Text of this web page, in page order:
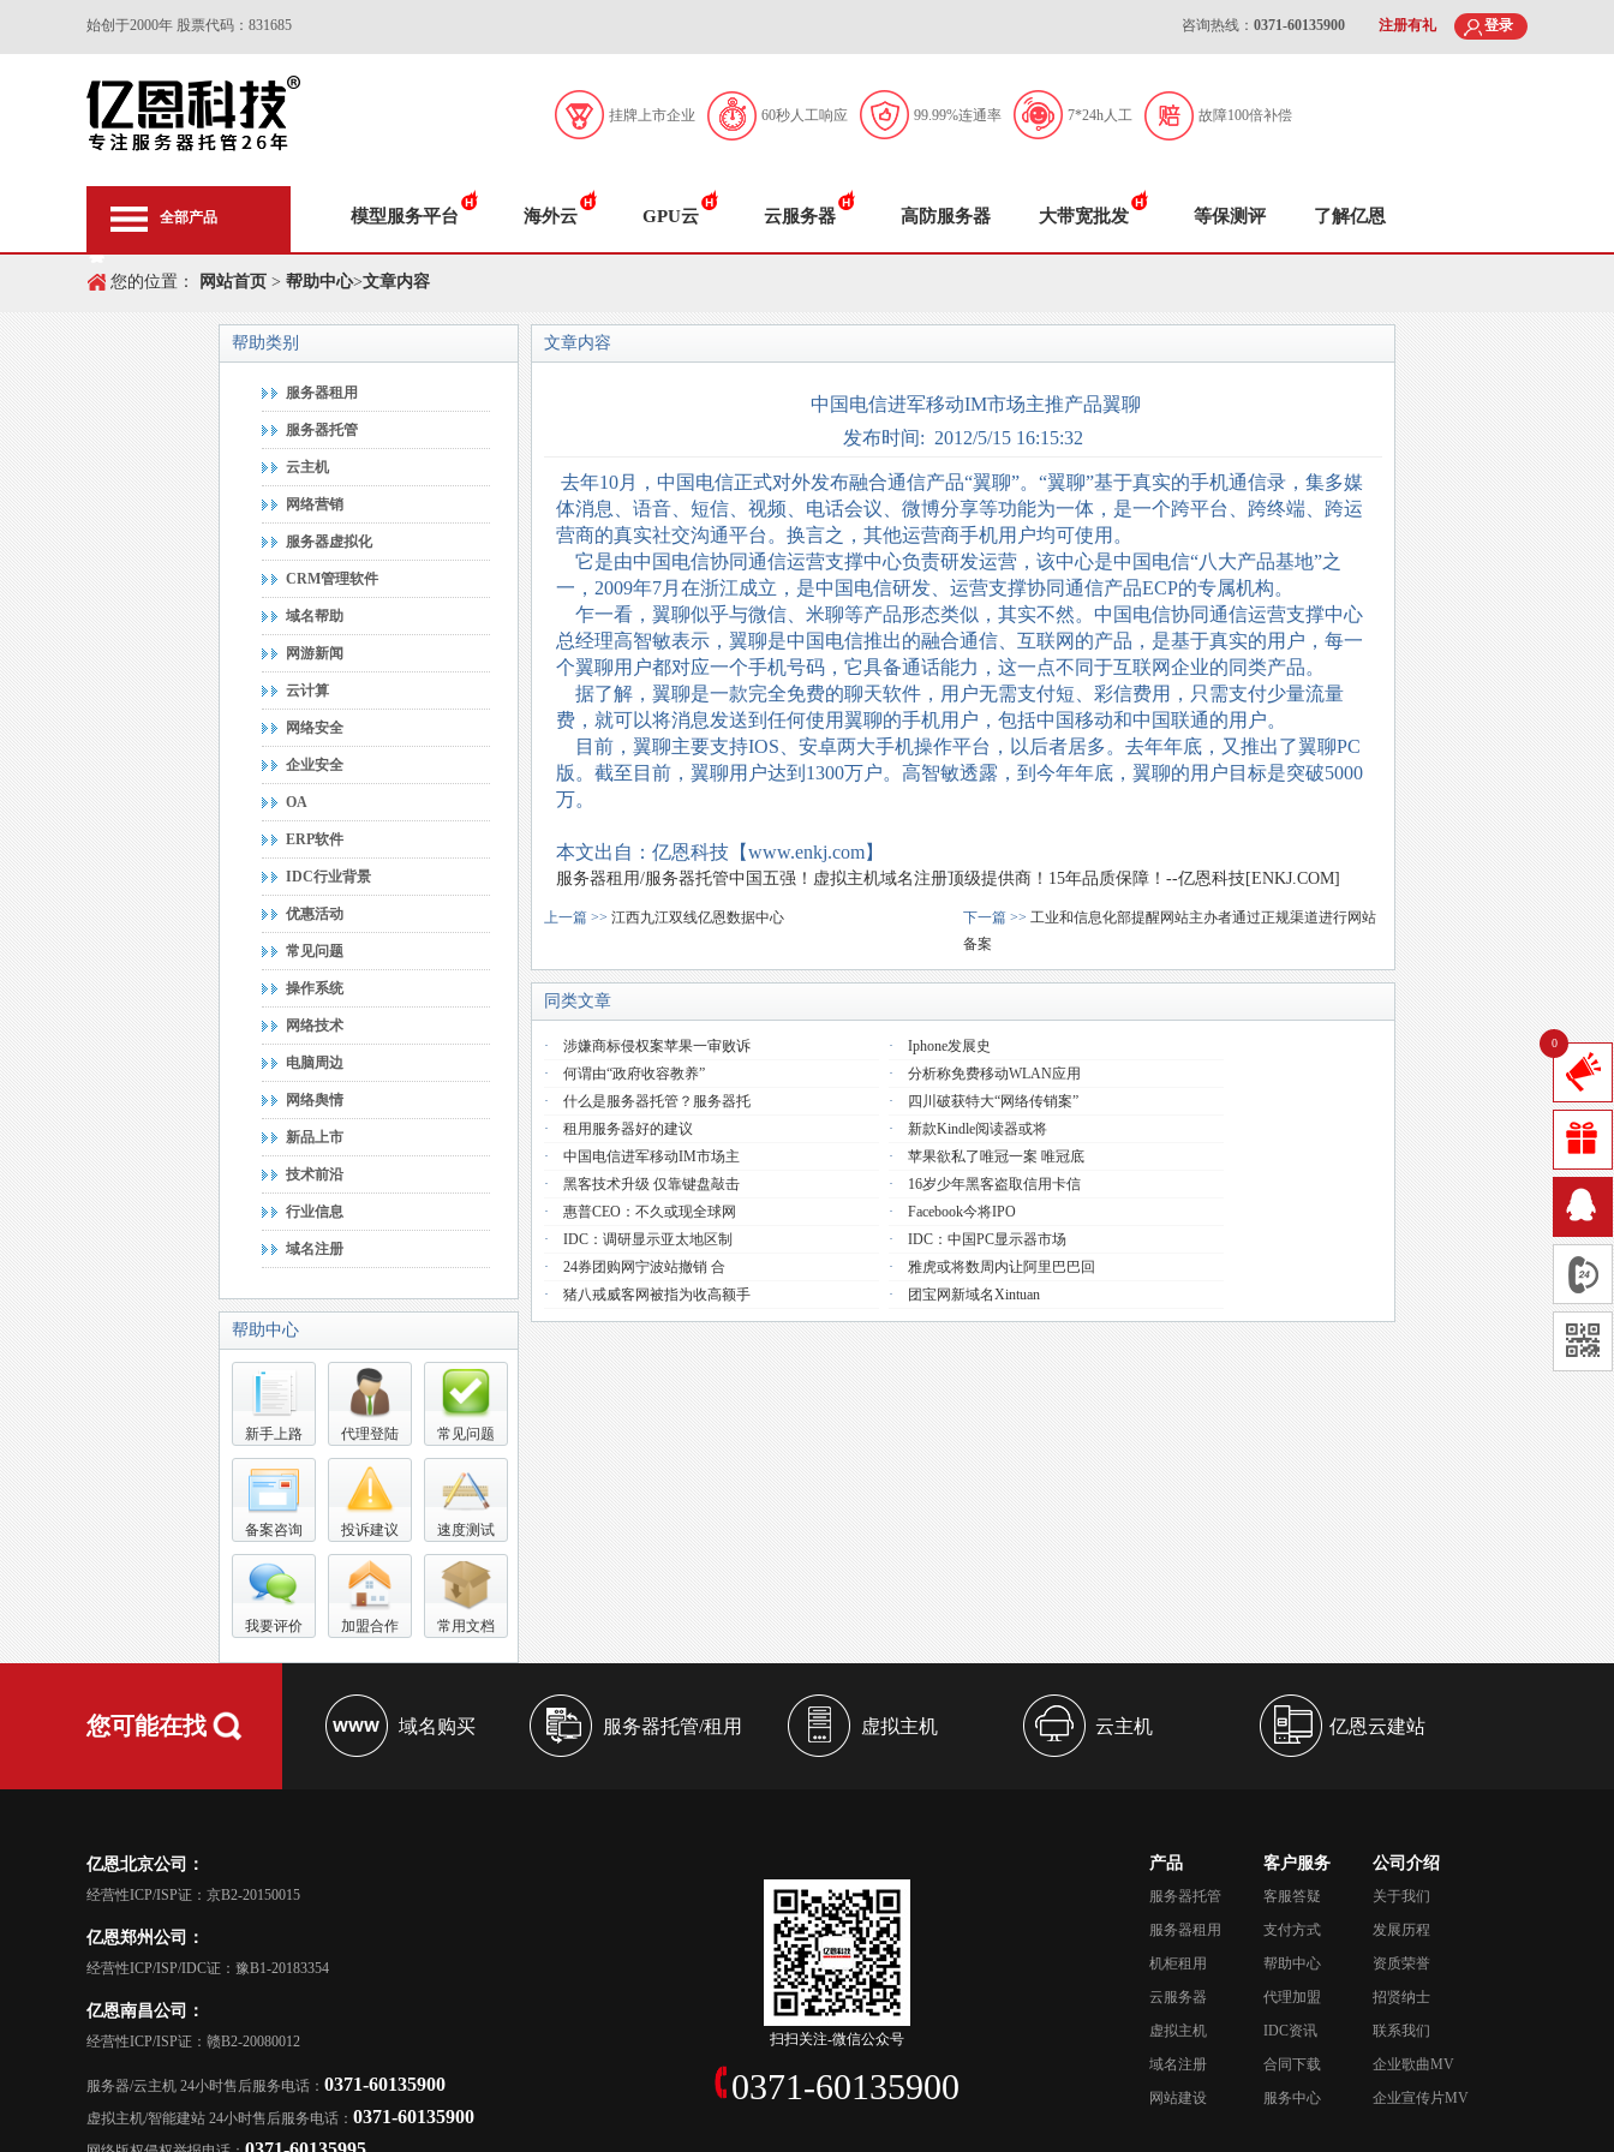
始创于2000年 股票代码：831685 咨询热线： 0371-60135900 注册有礼 登录
挂牌上市企业 60秒人工响应 99.99%连通率 7*24h人工 故障100倍补偿
全部产品 模型服务平台 海外云 GPU云 云服务器 高防服务器 大带宽批发 等保测评 了解亿恩
您的位置： 网站首页 > 帮助中心>文章内容
帮助类别
服务器租用
服务器托管
云主机
网络营销
服务器虚拟化
CRM管理软件
域名帮助
网游新闻
云计算
网络安全
企业安全
OA
ERP软件
IDC行业背景
优惠活动
常见问题
操作系统
网络技术
电脑周边
网络舆情
新品上市
技术前沿
行业信息
域名注册
帮助中心
新手上路 代理登陆 常见问题
备案咨询 投诉建议 速度测试
我要评价 加盟合作 常用文档
文章内容
中国电信进军移动IM市场主推产品翼聊
发布时间: 2012/5/15 16:15:32
去年10月，中国电信正式对外发布融合通信产品“翼聊”。“翼聊”基于真实的手机通信录，集多媒
体消息、语音、短信、视频、电话会议、微博分享等功能为一体，是一个跨平台、跨终端、跨运
营商的真实社交沟通平台。换言之，其他运营商手机用户均可使用。
它是由中国电信协同通信运营支撑中心负责研发运营，该中心是中国电信“八大产品基地”之
一，2009年7月在浙江成立，是中国电信研发、运营支撑协同通信产品ECP的专属机构。
乍一看，翼聊似乎与微信、米聊等产品形态类似，其实不然。中国电信协同通信运营支撑中心
总经理高智敏表示，翼聊是中国电信推出的融合通信、互联网的产品，是基于真实的用户，每一
个翼聊用户都对应一个手机号码，它具备通话能力，这一点不同于互联网企业的同类产品。
据了解，翼聊是一款完全免费的聊天软件，用户无需支付短、彩信费用，只需支付少量流量
费，就可以将消息发送到任何使用翼聊的手机用户，包括中国移动和中国联通的用户。
目前，翼聊主要支持IOS、安卓两大手机操作平台，以后者居多。去年年底，又推出了翼聊PC
版。截至目前，翼聊用户达到1300万户。高智敏透露，到今年年底，翼聊的用户目标是突破5000
万。
本文出自：亿恩科技【www.enkj.com】
服务器租用/服务器托管中国五强！虚拟主机域名注册顶级提供商！15年品质保障！--亿恩科技[ENKJ.COM]
上一篇 >> 江西九江双线亿恩数据中心 下一篇 >> 工业和信息化部提醒网站主办者通过正规渠道进行网站
备案
同类文章
· 涉嫌商标侵权案苹果一审败诉 ·Iphone发展史
· 何谓由“政府收容教养” ·分析称免费移动WLAN应用
· 什么是服务器托管？服务器托 ·
四川破获特大“网络传销案”
· 租用服务器好的建议 ·新款Kindle阅读器或将
· 中国电信进军移动IM市场主 ·苹果欲私了唯冠一案 唯冠底
· 黑客技术升级 仅靠键盘敲击 · 16岁少年黑客盗取信用卡信
· 惠普CEO：不久或现全球网 ·Facebook今将IPO
· IDC：调研显示亚太地区制 ·IDC：中国PC显示器市场
· 24券团购网宁波站撤销 合 ·雅虎或将数周内让阿里巴巴回
· 猪八戒威客网被指为收高额手 · 团宝网新域名xintuan
您可能在找 域名购买 服务器托管/租用 虚拟主机 云主机 亿恩云建站
亿恩北京公司：
经营性ICP/ISP证：京B2-20150015
亿恩郑州公司：
经营性ICP/ISP/IDC证：豫B1-20183354
亿恩南昌公司：
经营性ICP/ISP证：赣B2-20080012
服务器/云主机 24小时售后服务电话： 0371-60135900
虚拟主机/智能建站 24小时售后服务电话： 0371-60135900
扫扫关注-微信公众号
0371-60135900
产品
服务器托管
服务器租用
机柜租用
云服务器
虚拟主机
域名注册
网站建设
客户服务
客服答疑
支付方式
帮助中心
代理加盟
IDC资讯
合同下载
服务中心
公司介绍
关于我们
发展历程
资质荣誉
招贤纳士
联系我们
企业歌曲MV
企业宣传片MV
0